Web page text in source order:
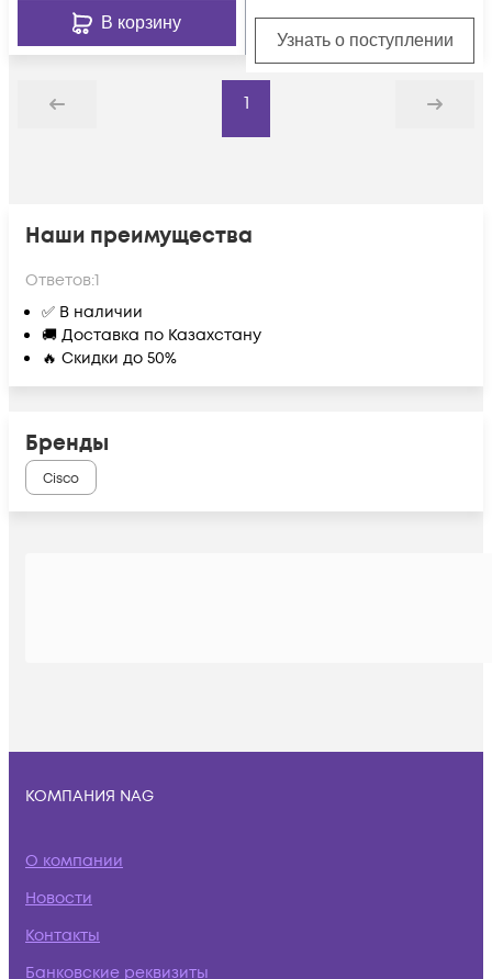
В корзину
Узнать о поступлении
Назад
1
Дальше
Наши преимущества
Ответов:1
✅ В наличии
🚚 Доставка по Казахстану
🔥 Скидки до 50%
Бренды
Cisco
КОМПАНИЯ NAG
О компании
Новости
Контакты
Банковские реквизиты